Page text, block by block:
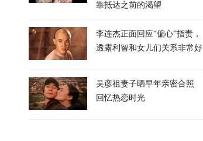
靠抵达之前的渴望
李连杰正面回应“偏心”指责，
透露利智和女儿们关系非常好
吴彦祖妻子晒早年亲密合照
回忆热恋时光